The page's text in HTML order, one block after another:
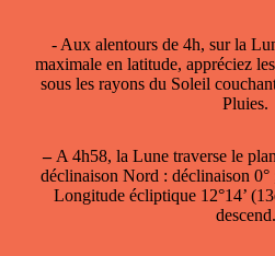
- Aux alentours de 4h, sur la
maximale en latitude, appréciez
sous les rayons du Soleil
Pluies.
–A 4h58, la Lunetraverse le
déclinaison Nord : déclinaison
Longitude écliptique 12°14’
descend.